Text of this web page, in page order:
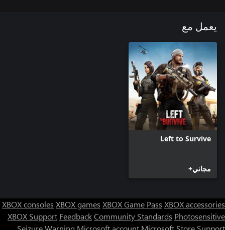
يعمل مع
Left to Survive
مجاني+
XBOX consoles XBOX games XBOX Game Pass XBOX accessories
XBOX Support FeedbackCommunity Standards Photosensitive